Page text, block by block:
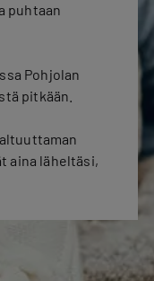
puhtaan
Pohjolan
pitkään.
aina läheltäsi,